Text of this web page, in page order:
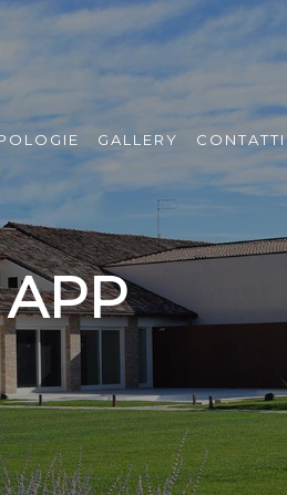
GALLERY CONTATTI
APP